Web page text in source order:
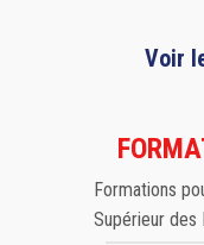
Voir
Formations
Supérieur des